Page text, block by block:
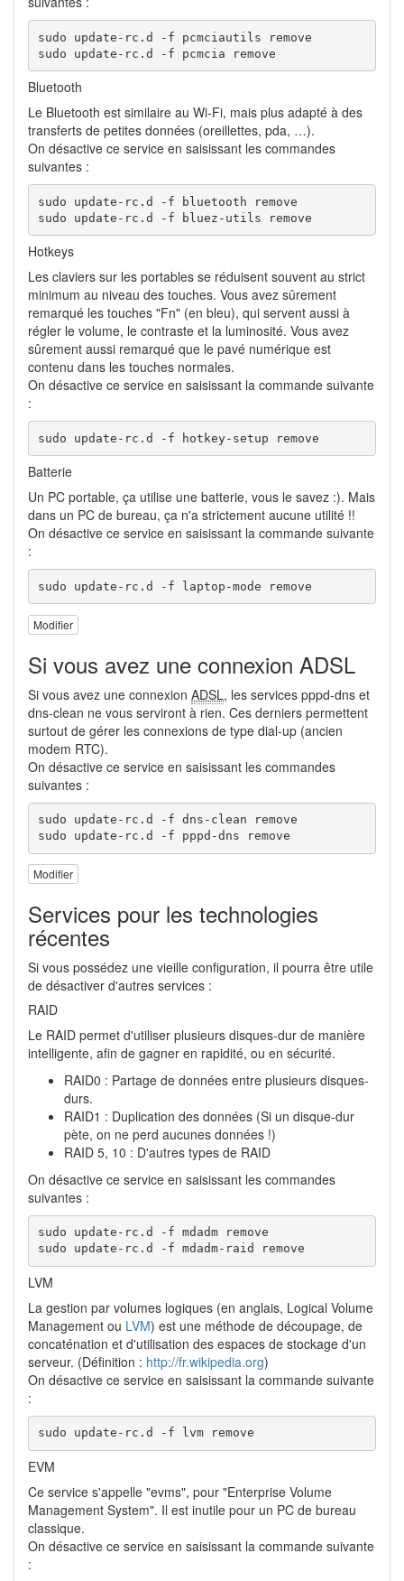
sudo update-rc.d -f pcmciautils remove
sudo update-rc.d -f pcmcia remove
Bluetooth
Le Bluetooth est similaire au Wi-Fi, mais plus adapté à des
transferts de petites données (oreillettes, pda, …).
On désactive ce service en saisissant les commandes
suivantes :
sudo update-rc.d -f bluetooth remove
sudo update-rc.d -f bluez-utils remove
Hotkeys
Les claviers sur les portables se réduisent souvent au strict
minimum au niveau des touches. Vous avez sûrement
remarqué les touches "Fn" (en bleu), qui servent aussi à
régler le volume, le contraste et la luminosité. Vous avez
sûrement aussi remarqué que le pavé numérique est
contenu dans les touches normales.
On désactive ce service en saisissant la commande suivante
:
sudo update-rc.d -f hotkey-setup remove
Batterie
Un PC portable, ça utilise une batterie, vous le savez :). Mais
dans un PC de bureau, ça n'a strictement aucune utilité !!
On désactive ce service en saisissant la commande suivante
:
sudo update-rc.d -f laptop-mode remove
Modifier
Si vous avez une connexion ADSL
Si vous avez une connexion ADSL, les services pppd-dns et
dns-clean ne vous serviront à rien. Ces derniers permettent
surtout de gérer les connexions de type dial-up (ancien
modem RTC).
On désactive ce service en saisissant les commandes
suivantes :
sudo update-rc.d -f dns-clean remove
sudo update-rc.d -f pppd-dns remove
Modifier
Services pour les technologies
récentes
Si vous possédez une vieille configuration, il pourra être utile
de désactiver d'autres services :
RAID
Le RAID permet d'utiliser plusieurs disques-dur de manière
intelligente, afin de gagner en rapidité, ou en sécurité.
RAID0 : Partage de données entre plusieurs disques-
durs.
RAID1 : Duplication des données (Si un disque-dur
pète, on ne perd aucunes données !)
RAID 5, 10 : D'autres types de RAID
On désactive ce service en saisissant les commandes
suivantes :
sudo update-rc.d -f mdadm remove
sudo update-rc.d -f mdadm-raid remove
LVM
La gestion par volumes logiques (en anglais, Logical Volume
Management ou LVM) est une méthode de découpage, de
concaténation et d'utilisation des espaces de stockage d'un
serveur. (Définition : http://fr.wikipedia.org)
On désactive ce service en saisissant la commande suivante
:
sudo update-rc.d -f lvm remove
EVM
Ce service s'appelle "evms", pour "Enterprise Volume
Management System". Il est inutile pour un PC de bureau
classique.
On désactive ce service en saisissant la commande suivante
: